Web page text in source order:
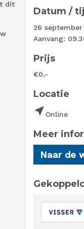
dit
Datum /
26 september
Aanvang:
Prijs
€0,-
Locatie
near_me Online
Meer
Naar de